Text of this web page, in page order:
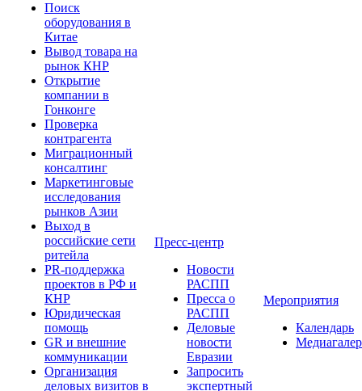
Поиск
оборудования в
Китае
Вывод товара на
рынок КНР
Открытие
компании в
Гонконге
Проверка
контрагента
Миграционный
консалтинг
Маркетинговые
исследования
рынков Азии
Выход в
российские сети
ритейла
PR-поддержка
проектов в РФ и
КНР
Юридическая
помощь
GR и внешние
коммуникации
Организация
деловых визитов в
Пресс-центр
Новости
РАСПП
Пресса о
РАСПП
Деловые
новости
Евразии
Запросить
экспертный
Мероприятия
Календарь